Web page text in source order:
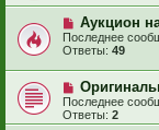
Аукцион
Последнее
Ответы: 49
Последнее
Ответы: 2